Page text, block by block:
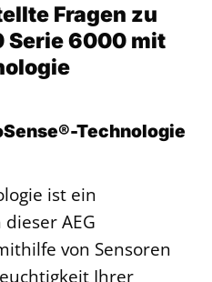
Fragen zu
Serie 6000 mit
Technologie
ist ein
AEG
von Sensoren
Ihrer